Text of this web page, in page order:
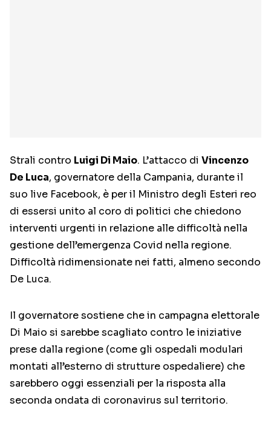
Strali contro Luigi Di Maio. L’attacco di Vincenzo
De Luca, governatore della Campania, durante il
suo live Facebook, è per il Ministro degli Esteri reo
di essersi unito al coro di politici che chiedono
interventi urgenti in relazione alle difficoltà nella
gestione dell’emergenza Covid nella regione.
Difficoltà ridimensionate nei fatti, almeno secondo
De Luca.
Il governatore sostiene che in campagna elettorale
Di Maio si sarebbe scagliato contro le iniziative
prese dalla regione (come gli ospedali modulari
montati all’esterno di strutture ospedaliere) che
sarebbero oggi essenziali per la risposta alla
seconda ondata di coronavirus sul territorio.